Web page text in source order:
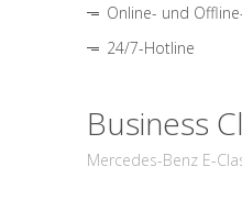
Online- und
24/7-Hotline
Business
Mercedes-Benz E-